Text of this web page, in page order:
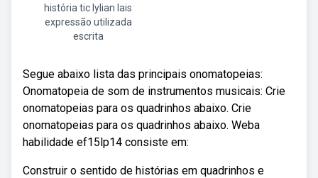
história tic lylian lais
expressão utilizada
escrita
Segue abaixo lista das principais onomatopeias:
Onomatopeia de som de instrumentos musicais: Crie
onomatopeias para os quadrinhos abaixo. Crie
onomatopeias para os quadrinhos abaixo. Weba
habilidade ef15lp14 consiste em:
Construir o sentido de histórias em quadrinhos e